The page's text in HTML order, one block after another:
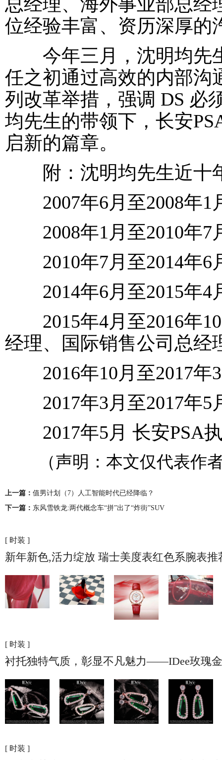
位经验丰富、资历深厚的
今年三月，沈明均先
任之初通过高效的内部沟
列改革举措，强调 DS 必
均先生的带领下，长安
启新的篇章。
附：沈明均先生近十
2007年6月至2008年1
2008年1月至2010年7
2010年7月至2014年6
2014年6月至2015年4
2015年4月至2016年10
经理、国际销售公司总经
2016年10月至2017年3
2017年3月至2017年5
2017年5月 长安PSA
（声明：本文仅代表作者
上一篇： 值男计划（7）人工智能时代已经降临？
下一篇： 东风雪铁龙:两代概念车“拼”出了“炸街”SUV
[ 时装 ]
新年新色,活力绽放 瑞士美度表红色系腕表推
[ 时装 ]
衬托独特气质，彰显不凡魅力——IDee玫瑰
[ 时装 ]